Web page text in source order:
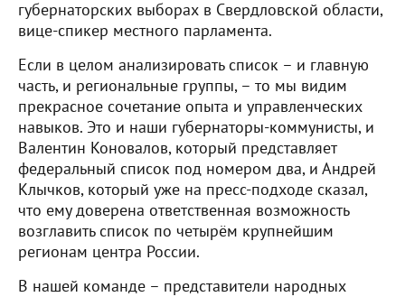
губернаторских выборах в Свердловской области,
вице-спикер местного парламента.
Если в целом анализировать список – и главную
часть, и региональные группы, – то мы видим
прекрасное сочетание опыта и управленческих
навыков. Это и наши губернаторы-коммунисты, и
Валентин Коновалов, который представляет
федеральный список под номером два, и Андрей
Клычков, который уже на пресс-подходе сказал,
что ему доверена ответственная возможность
возглавить список по четырём крупнейшим
регионам центра России.
В нашей команде – представители народных